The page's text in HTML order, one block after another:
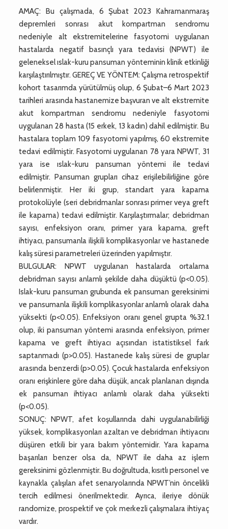
AMAÇ: Bu çalışmada, 6 Şubat 2023 Kahramanmaraş
depremleri sonrası akut kompartman sendromu
nedeniyle alt ekstremitelerine fasyotomi uygulanan
hastalarda negatif basınçlı yara tedavisi (NPWT) ile
geleneksel ıslak-kuru pansuman yönteminin klinik etkinliği
karşılaştırılmıştır. GEREÇ VE YÖNTEM: Çalışma retrospektif
kohort tasarımda yürütülmüş olup, 6 Şubat–6 Mart 2023
tarihleri arasında hastanemize başvuran ve alt ekstremite
akut kompartman sendromu nedeniyle fasyotomi
uygulanan 28 hasta (15 erkek, 13 kadın) dahil edilmiştir. Bu
hastalara toplam 109 fasyotomi yapılmış, 60 ekstremite
tedavi edilmiştir. Fasyotomi uygulanan 78 yara NPWT, 31
yara ise ıslak-kuru pansuman yöntemi ile tedavi
edilmiştir. Pansuman grupları cihaz erişilebilirliğine göre
belirlenmiştir. Her iki grup, standart yara kapama
protokolüyle (seri debridmanlar sonrası primer veya greft
ile kapama) tedavi edilmiştir. Karşılaştırmalar; debridman
sayısı, enfeksiyon oranı, primer yara kapama, greft
ihtiyacı, pansumanla ilişkili komplikasyonlar ve hastanede
kalış süresi parametreleri üzerinden yapılmıştır.
BULGULAR: NPWT uygulanan hastalarda ortalama
debridman sayısı anlamlı şekilde daha düşüktü (p<0.05).
Islak-kuru pansuman grubunda ek pansuman gereksinimi
ve pansumanla ilişkili komplikasyonlar anlamlı olarak daha
yüksekti (p<0.05). Enfeksiyon oranı genel grupta %32.1
olup, iki pansuman yöntemi arasında enfeksiyon, primer
kapama ve greft ihtiyacı açısından istatistiksel fark
saptanmadı (p>0.05). Hastanede kalış süresi de gruplar
arasında benzerdi (p>0.05). Çocuk hastalarda enfeksiyon
oranı erişkinlere göre daha düşük, ancak planlanan dışında
ek pansuman ihtiyacı anlamlı olarak daha yüksekti
(p<0.05).
SONUÇ: NPWT, afet koşullarında dahi uygulanabilirliği
yüksek, komplikasyonları azaltan ve debridman ihtiyacını
düşüren etkili bir yara bakım yöntemidir. Yara kapama
başarıları benzer olsa da, NPWT ile daha az işlem
gereksinimi gözlenmiştir. Bu doğrultuda, kısıtlı personel ve
kaynakla çalışılan afet senaryolarında NPWT’nin öncelikli
tercih edilmesi önerilmektedir. Ayrıca, ileriye dönük
randomize, prospektif ve çok merkezli çalışmalara ihtiyaç
vardır.